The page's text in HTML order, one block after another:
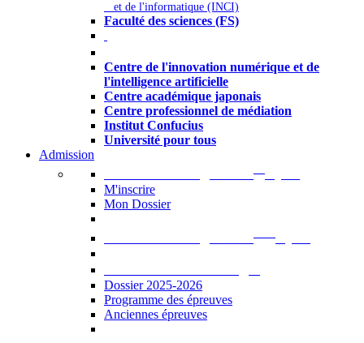
et de l'informatique (INCI)
Faculté des sciences (FS)
Centre de l'innovation numérique et de
l'intelligence artificielle
Centre académique japonais
Centre professionnel de médiation
Institut Confucius
Université pour tous
Admission
M'inscrire
Mon Dossier
Dossier 2025-2026
Programme des épreuves
Anciennes épreuves